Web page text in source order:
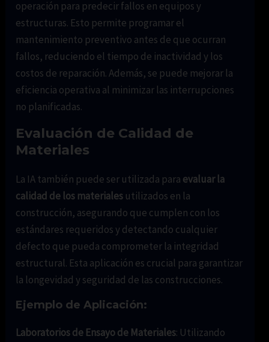
operación para predecir fallos en equipos y
estructuras. Esto permite programar el
mantenimiento preventivo antes de que ocurran
fallos, reduciendo el tiempo de inactividad y los
costos de reparación. Además, se puede mejorar la
eficiencia operativa al minimizar las interrupciones
no planificadas.
Evaluación de Calidad de
Materiales
La IA también puede ser utilizada para evaluar la
calidad de los materiales utilizados en la
construcción, asegurando que cumplen con los
estándares requeridos y detectando cualquier
defecto que pueda comprometer la integridad
estructural. Esta aplicación es crucial para garantizar
la longevidad y seguridad de las construcciones.
Ejemplo de Aplicación:
Laboratorios de Ensayo de Materiales: Utilizando